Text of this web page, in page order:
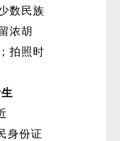
数民族
浓胡
拍照时
身份证